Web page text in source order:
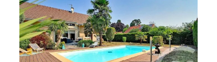
PUBLIER 74
154,49 m2, 6 pièces
Ref : 156600
Maison à vendre
890 000 €